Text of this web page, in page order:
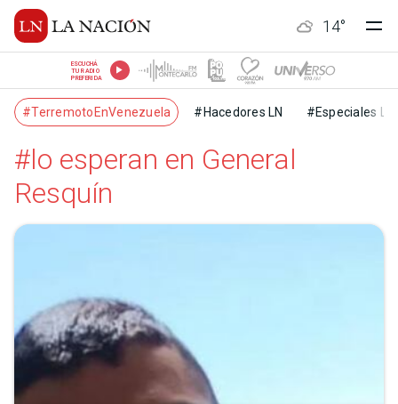
14°
ESCUCHÁ
TU RADIO
PREFERIDA
#TerremotoEnVenezuela #Hacedores LN #Especiales LN
#lo esperan en General
Resquín